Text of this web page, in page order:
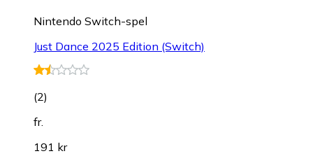
Nintendo Switch-spel
Just Dance 2025 Edition (Switch)
(2)
fr.
191 kr